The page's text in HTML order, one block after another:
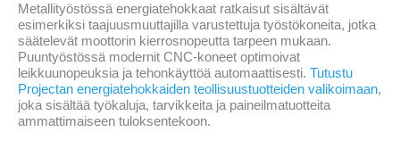
Metallityöstössä energiatehokkaat ratkaisut sisältävät
esimerkiksi taajuusmuuttajilla varustettuja työstökoneita, jotka
säätelevät moottorin kierrosnopeutta tarpeen mukaan.
Puuntyöstössä modernit CNC-koneet optimoivat
leikkuunopeuksia ja tehonkäyttöä automaattisesti. Tutustu
Projectan energiatehokkaiden teollisuustuotteiden valikoimaan,
joka sisältää työkaluja, tarvikkeita ja paineilmatuotteita
ammattimaiseen tuloksentekoon.